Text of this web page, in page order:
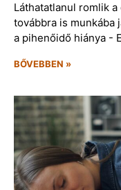
Láthatatlanul romlik
továbbra is munkába
a pihenőidő hiánya -
BŐVEBBEN »